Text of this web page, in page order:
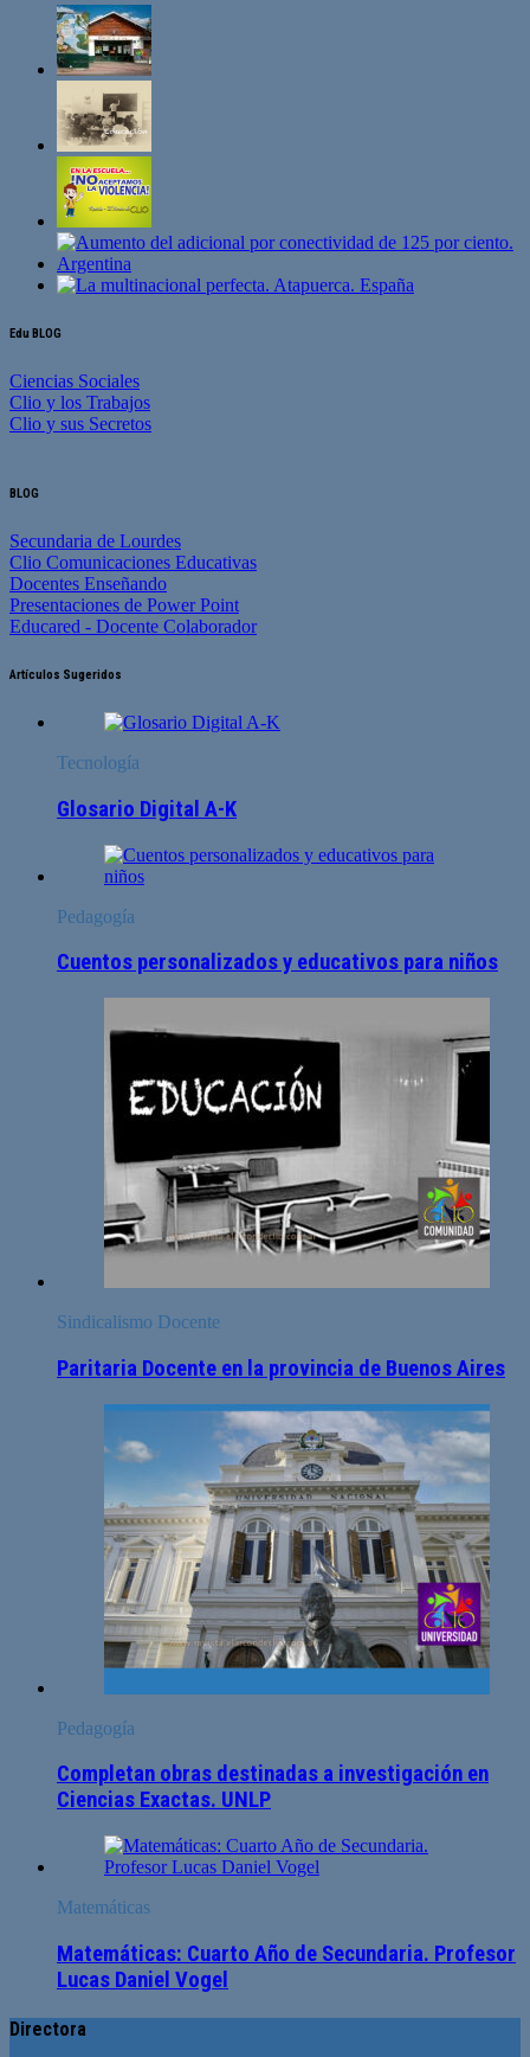
Edu BLOG
Ciencias Sociales
Clio y los Trabajos
Clio y sus Secretos
BLOG
Secundaria de Lourdes
Clio Comunicaciones Educativas
Docentes Enseñando
Presentaciones de Power Point
Educared - Docente Colaborador
Artículos Sugeridos
Tecnología
Glosario Digital A-K
Pedagogía
Cuentos personalizados y educativos para niños
Sindicalismo Docente
Paritaria Docente en la provincia de Buenos Aires
Pedagogía
Completan obras destinadas a investigación en
Ciencias Exactas. UNLP
Matemáticas
Matemáticas: Cuarto Año de Secundaria. Profesor
Lucas Daniel Vogel
Directora